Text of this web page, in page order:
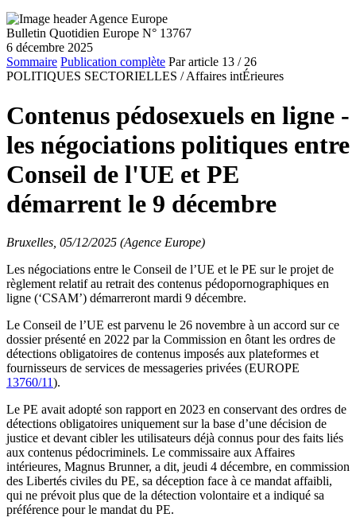
Bulletin Quotidien Europe N° 13767
6 décembre 2025
Sommaire Publication complète Par article 13 / 26
POLITIQUES SECTORIELLES / Affaires intÉrieures
Contenus pédosexuels en ligne -
les négociations politiques entre
Conseil de l'UE et PE
démarrent le 9 décembre
Bruxelles, 05/12/2025 (Agence Europe)
Les négociations entre le Conseil de l’UE et le PE sur le projet de
règlement relatif au retrait des contenus pédopornographiques en
ligne (‘CSAM’) démarreront mardi 9 décembre.
Le Conseil de l’UE est parvenu le 26 novembre à un accord sur ce
dossier présenté en 2022 par la Commission en ôtant les ordres de
détections obligatoires de contenus imposés aux plateformes et
fournisseurs de services de messageries privées (EUROPE
13760/11).
Le PE avait adopté son rapport en 2023 en conservant des ordres de
détections obligatoires uniquement sur la base d’une décision de
justice et devant cibler les utilisateurs déjà connus pour des faits liés
aux contenus pédocriminels. Le commissaire aux Affaires
intérieures, Magnus Brunner, a dit, jeudi 4 décembre, en commission
des Libertés civiles du PE, sa déception face à ce mandat affaibli,
qui ne prévoit plus que de la détection volontaire et a indiqué sa
préférence pour le mandat du PE.